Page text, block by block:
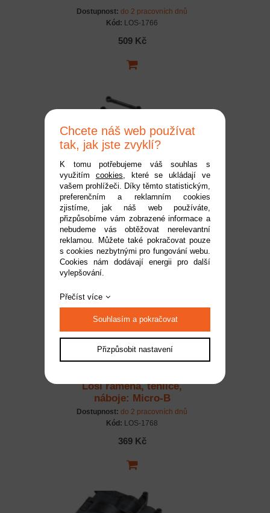
Dostupnost: do 2 pracovních dnů
Kód: LOS-1766
509 Kč
Losi sada táhel zavěšení:
Micro-B
Dostupnost:
do 2 pracovních dnů
Kód: LOS-1767
179 Kč
Losi ramena, těhlice,
náboje: Micro-B
Dostupnost: do 2 pracovních dnů
Kód: LOS-1768
369 Kč
Chcete náš web používat
tak, jak jste zvyklí?
K tomu potřebujeme váš souhlas s
využitím cookies, které se ukládají ve
vašem prohlížeči. Díky těmto statistickým,
preferenčním a reklamním cookies
zjistíme, jak náš web používáte,
přizpůsobíme vám zobrazené informace a
nebudeme vás obtěžovat nerelevantní
reklamou. Můžete také pokračovat pouze
s cookies nezbytnými pro fungování webu.
Cookies nám dodávají energii pro další
vylepšování.
Přečíst více
Souhlasím a pokračovat
Přizpůsobit nastavení